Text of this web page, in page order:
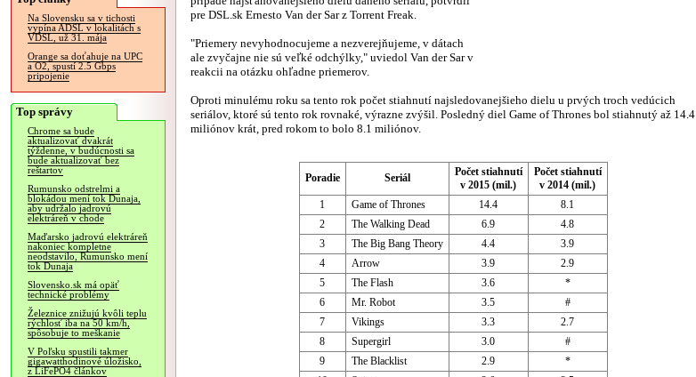
Na Slovensku sa v tichosti
vypína ADSL v lokalitách s
VDSL, už 31. mája
Orange sa doťahuje na UPC
a O2, spustí 2.5 Gbps
pripojenie
Top správy
Chrome sa bude
aktualizovať dvakrát
týždenne, v budúcnosti sa
bude aktualizovať bez
reštartov
Rumunsko odstrelmi a
blokádou mení tok Dunaja,
aby udržalo jadrovú
elektráreň v chode
Maďarsko jadrovú elektráreň
nakoniec kompletne
neodstavilo, Rumunsko mení
tok Dunaja
Slovensko.sk má opäť
technické problémy
Železnice znižujú kvôli teplu
rýchlosť iba na 50 km/h,
spôsobuje to meškanie
V Poľsku spustili takmer
gigawatthodinové úložisko,
z LiFePO4 článkov
pre DSL.sk Ernesto Van der Sar z Torrent Freak.
"Priemery nevyhodnocujeme a nezverejňujeme, v dátach
ale zvyčajne nie sú veľké odchýlky," uviedol Van der Sar v
reakcii na otázku ohľadne priemerov.
Oproti minulému roku sa tento rok počet stiahnutí najsledovanejšieho dielu u prvých troch vedúcich
seriálov, ktoré sú tento rok rovnaké, výrazne zvýšil. Posledný diel Game of Thrones bol stiahnutý až 14.4
miliónov krát, pred rokom to bolo 8.1 miliónov.
Poradie Seriál
Počet stiahnutí
v 2015 (mil.)
Počet stiahnutí
v 2014 (mil.)
1
Game of Thrones 14.4
8.1
2
The Walking Dead 6.9
4.8
3
The Big Bang Theory 4.4
3.9
4
Arrow 3.9
2.9
5
The Flash 3.6
*
6
Mr. Robot 3.5
#
7
Vikings 3.3
2.7
8
Supergirl 3.0
#
9
The Blacklist 2.9
*